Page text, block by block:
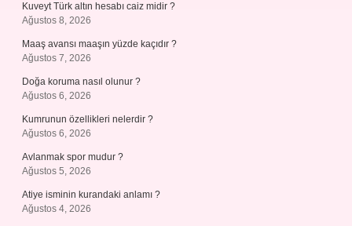
Kuveyt Türk altın hesabı caiz midir ?
Ağustos 8, 2026
Maaş avansı maaşın yüzde kaçıdır ?
Ağustos 7, 2026
Doğa koruma nasıl olunur ?
Ağustos 6, 2026
Kumrunun özellikleri nelerdir ?
Ağustos 6, 2026
Avlanmak spor mudur ?
Ağustos 5, 2026
Atiye isminin kurandaki anlamı ?
Ağustos 4, 2026